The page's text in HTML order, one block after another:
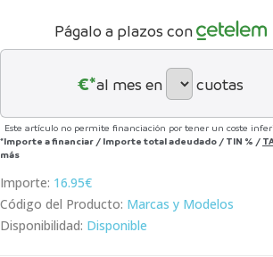
Págalo a plazos con
€*al mes en cuotas
Este artículo no permite financiación por tener un coste
*Importe a financiar / Importe total adeudado / TIN % /
más
Importe: 16.95€
Código del Producto: Marcas y Modelos
Disponibilidad: Disponible